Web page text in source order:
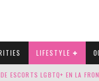
LIFESTYLE
ESCORTS LGBTQ+ EN LA